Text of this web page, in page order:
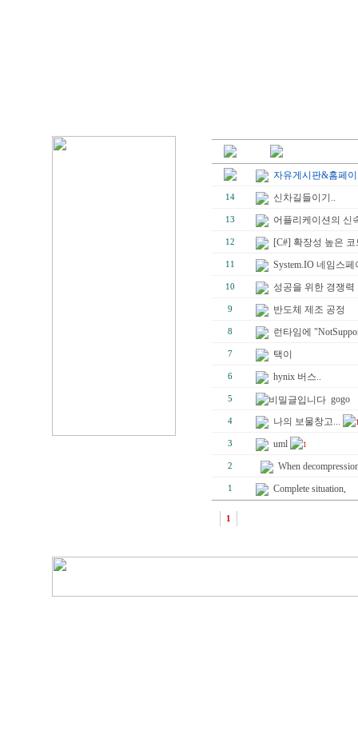
자유게시판&홈페
14 신차길들이기..
13 어플리케이션의 신
12 [C#] 확장성 높은
11 System.IO 네임스
10 성공을 위한 경쟁
9 반도체 제조 공정
8 런타임에
7 택이
6 hynix 버스..
5 gogo
4 나의 보물창고...
3 uml 1
2 When
1 Complete situation,
1